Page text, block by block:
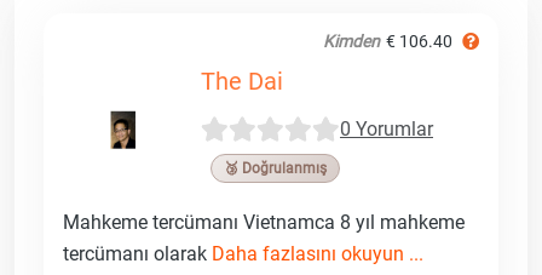
Kimden € 106.40
The Dai
0 Yorumlar
🥉 Doğrulanmış
Mahkeme tercümanı Vietnamca 8 yıl mahkeme
tercümanı olarak Daha fazlasını okuyun ...